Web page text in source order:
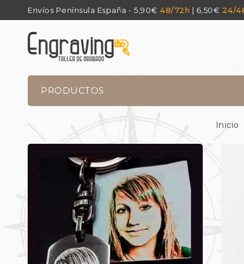
Envíos Península España - 5,90€ 48/72h | 6,50€ 24/
PRODUCTOS
Inicio